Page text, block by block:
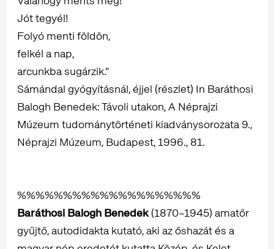
Jót tegyél!
Folyó menti földön,
felkél a nap,
arcunkba sugárzik.”
Sámándal gyógyításnál, éjjel (részlet) In Baráthosi
Balogh Benedek: Távoli utakon, A Néprajzi
Múzeum tudománytörténeti kiadványsorozata 9.,
Néprajzi Múzeum, Budapest, 1996., 81.
%%%%%%%%%%%%%%%%%%%%
Baráthosi Balogh Benedek(1870–1945) amatőr
gyűjtő, autodidakta kutató, aki az őshazát és a